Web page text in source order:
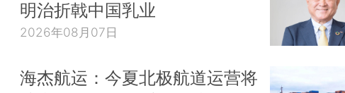
明治折戟中国乳业
2026年08月07日
海杰航运：今夏北极航道运营将